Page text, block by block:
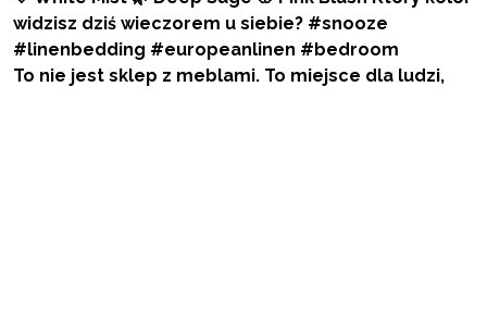
To nie jest sklep z meblami. To miejsce dla ludzi,